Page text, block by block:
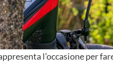
l’occasione per